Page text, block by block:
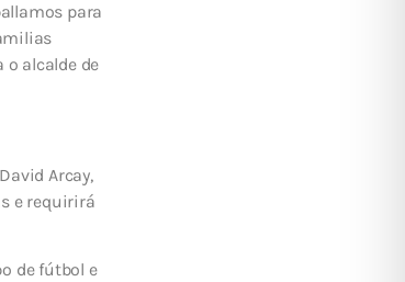
para
alcalde de
Arcay,
e requirirá
de fútbol e